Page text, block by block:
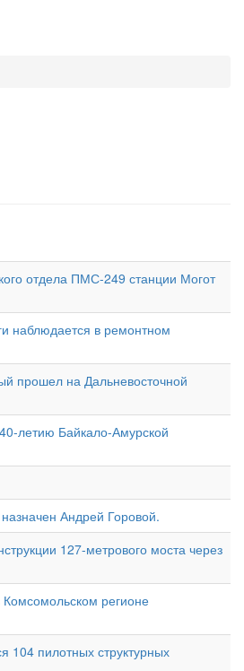
отдела ПМС-249 станции Могот
наблюдается в ремонтном
прошел на Дальневосточной
летию Байкало-Амурской
Андрей Горовой.
127-метрового моста через
Комсомольском регионе
104 пилотных структурных